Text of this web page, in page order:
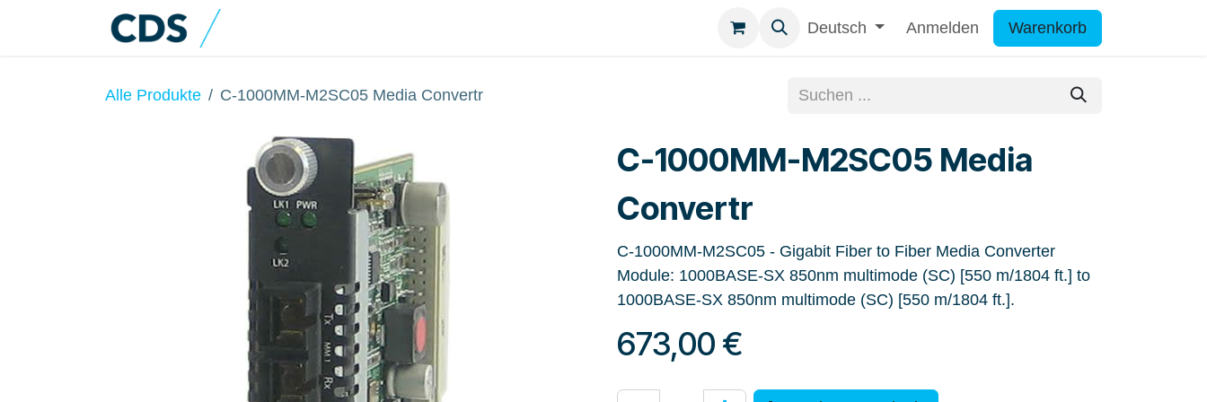
Zum Inhalt springen
Deutsch Anmelden Warenkorb
Alle Produkte C-1000MM-M2SC05 Media Convertr
C-1000MM-M2SC05 Media
Convertr
C-1000MM-M2SC05 - Gigabit Fiber to Fiber Media Converter
Module: 1000BASE-SX 850nm multimode (SC) [550 m/1804 ft.] to
1000BASE-SX 850nm multimode (SC) [550 m/1804 ft.].
673,00 €